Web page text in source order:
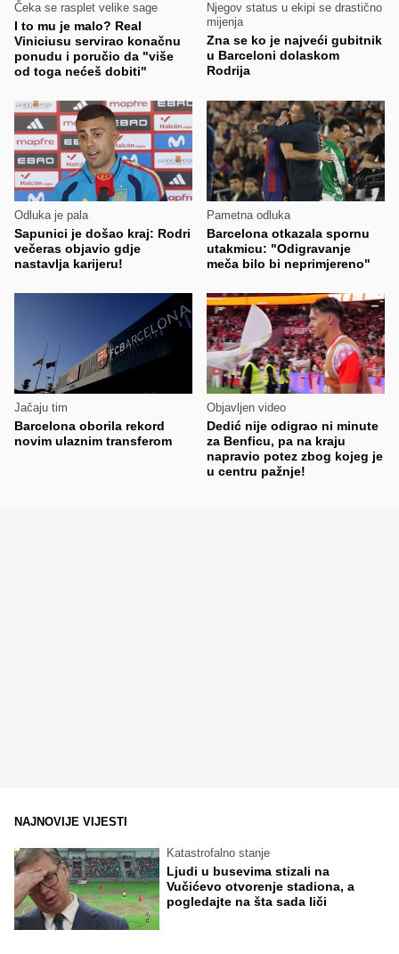
Čeka se rasplet velike sage
I to mu je malo? Real
Viniciusu servirao konačnu
ponudu i poručio da "više
od toga nećeš dobiti"
Njegov status u ekipi se drastično
mijenja
Zna se ko je najveći gubitnik
u Barceloni dolaskom
Rodrija
Odluka je pala
Sapunici je došao kraj: Rodri
večeras objavio gdje
nastavlja karijeru!
Pametna odluka
Barcelona otkazala spornu
utakmicu: "Odigravanje
meča bilo bi neprimjereno"
Jačaju tim
Barcelona oborila rekord
novim ulaznim transferom
Objavljen video
Dedić nije odigrao ni minute
za Benficu, pa na kraju
napravio potez zbog kojeg je
u centru pažnje!
NAJNOVIJE VIJESTI
Katastrofalno stanje
Ljudi u busevima stizali na
Vučićevo otvorenje stadiona, a
pogledajte na šta sada liči